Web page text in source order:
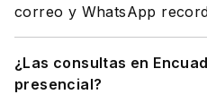
correo y WhatsApp
¿Las consultas en
presencial?